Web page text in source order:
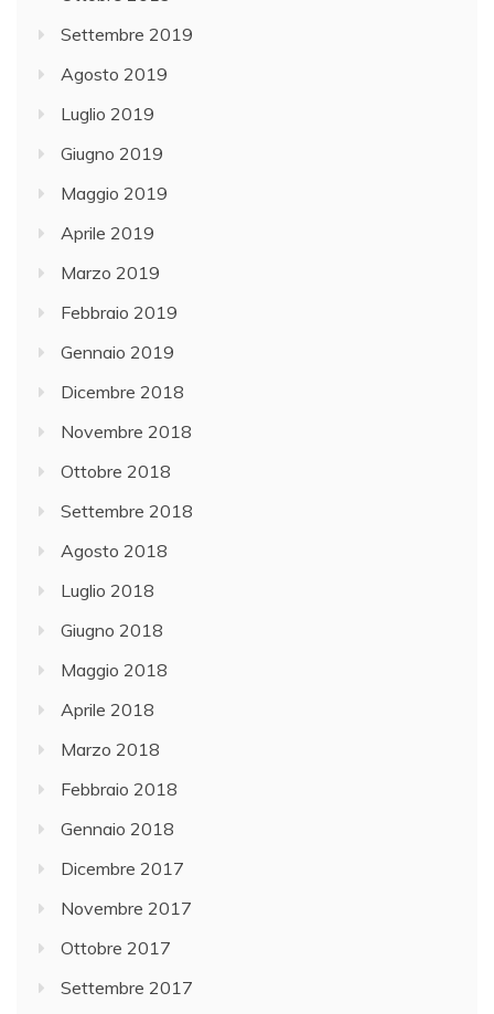
Settembre 2019
Agosto 2019
Luglio 2019
Giugno 2019
Maggio 2019
Aprile 2019
Marzo 2019
Febbraio 2019
Gennaio 2019
Dicembre 2018
Novembre 2018
Ottobre 2018
Settembre 2018
Agosto 2018
Luglio 2018
Giugno 2018
Maggio 2018
Aprile 2018
Marzo 2018
Febbraio 2018
Gennaio 2018
Dicembre 2017
Novembre 2017
Ottobre 2017
Settembre 2017